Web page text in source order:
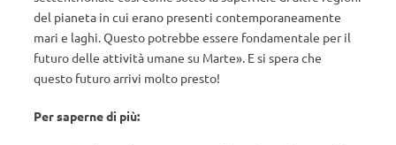
del pianeta in cui erano presenti contemporaneamente
mari e laghi. Questo potrebbe essere fondamentale per il
futuro delle attività umane su Marte». E si spera che
questo futuro arrivi molto presto!
Per saperne di più: